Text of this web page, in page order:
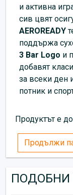
и активна
сив цвят
AEROREADY
поддържа
3 Bar Logo и
добавят
за всеки ден
потник и
Продуктът е
Продължи
ПОДОБНИ